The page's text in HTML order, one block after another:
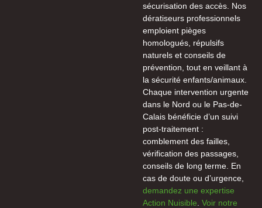
sécurisation des accès. Nos
dératiseurs professionnels
emploient pièges
homologués, répulsifs
naturels et conseils de
prévention, tout en veillant à
la sécurité enfants/animaux.
Chaque intervention urgente
dans le Nord ou le Pas-de-
Calais bénéficie d’un suivi
post-traitement :
comblement des failles,
vérification des passages,
conseils de long terme. En
cas de doute ou d’urgence,
demandez une expertise
Action Nuisible Voir notre